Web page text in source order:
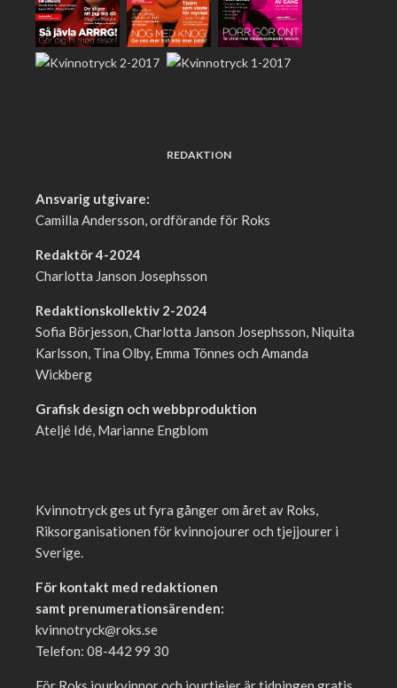
REDAKTION
Ansvarig utgivare:
Camilla Andersson, ordförande för Roks
Redaktör 4-2024
Charlotta Janson Josephsson
Redaktionskollektiv 2-2024
Sofia Börjesson, Charlotta Janson Josephsson, Niquita
Karlsson, Tina Olby, Emma Tönnes och Amanda
Wickberg
Grafisk design och webbproduktion
Ateljé Idé, Marianne Engblom
Kvinnotryck ges ut fyra gånger om året av Roks,
Riksorganisationen för kvinnojourer och tjejjourer i
Sverige.
För kontakt med redaktionen
samt prenumerationsärenden:
kvinnotryck@roks.se
Telefon: 08-442 99 30